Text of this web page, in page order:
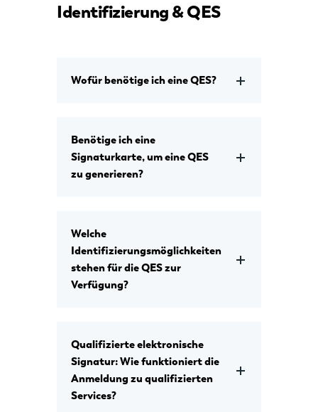
Identifizierung & QES
Wofür benötige ich eine QES?
Benötige ich eine
Signaturkarte, um eine QES
zu generieren?
Welche
Identifizierungsmöglichkeiten
stehen für die QES zur
Verfügung?
Qualifizierte elektronische
Signatur: Wie funktioniert die
Anmeldung zu qualifizierten
Services?